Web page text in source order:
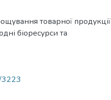
товарної продукції
біоресурси та
3223